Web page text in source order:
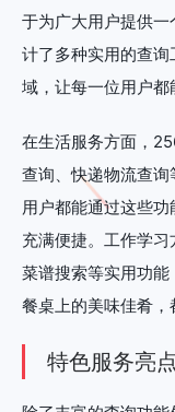
于为广大用户提供
计了多种实用的查
域，让每一位用户都
在生活服务方面，
查询、快递物流查询
用户都能通过这些
充满便捷。工作学习
菜谱搜索等实用功
餐桌上的美味佳肴，
特色服务亮